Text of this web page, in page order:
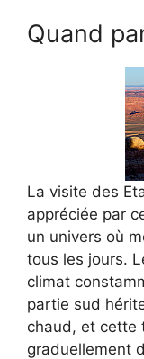
Quand
La visite des
appréciée par
un univers où
tous les jours.
climat
partie sud
chaud, et cette
graduellement